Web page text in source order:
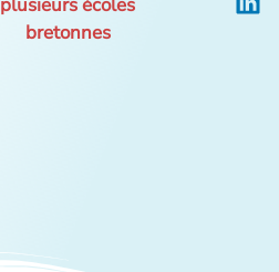
plusieurs écoles
bretonnes